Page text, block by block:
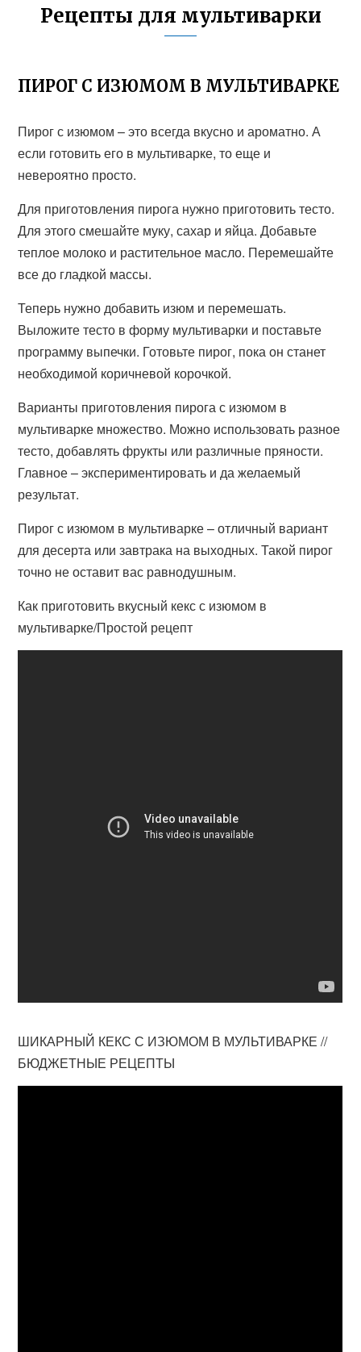
Рецепты для мультиварки
ПИРОГ С ИЗЮМОМ В МУЛЬТИВАРКЕ
Пирог с изюмом – это всегда вкусно и ароматно. А
если готовить его в мультиварке, то еще и
невероятно просто.
Для приготовления пирога нужно приготовить тесто.
Для этого смешайте муку, сахар и яйца. Добавьте
теплое молоко и растительное масло. Перемешайте
все до гладкой массы.
Теперь нужно добавить изюм и перемешать.
Выложите тесто в форму мультиварки и поставьте
программу выпечки. Готовьте пирог, пока он станет
необходимой коричневой корочкой.
Варианты приготовления пирога с изюмом в
мультиварке множество. Можно использовать разное
тесто, добавлять фрукты или различные пряности.
Главное – экспериментировать и да желаемый
результат.
Пирог с изюмом в мультиварке – отличный вариант
для десерта или завтрака на выходных. Такой пирог
точно не оставит вас равнодушным.
Как приготовить вкусный кекс с изюмом в
мультиварке/Простой рецепт
ШИКАРНЫЙ КЕКС С ИЗЮМОМ В МУЛЬТИВАРКЕ //
БЮДЖЕТНЫЕ РЕЦЕПТЫ